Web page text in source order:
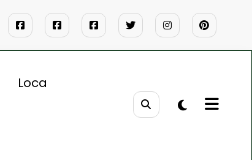
Loca